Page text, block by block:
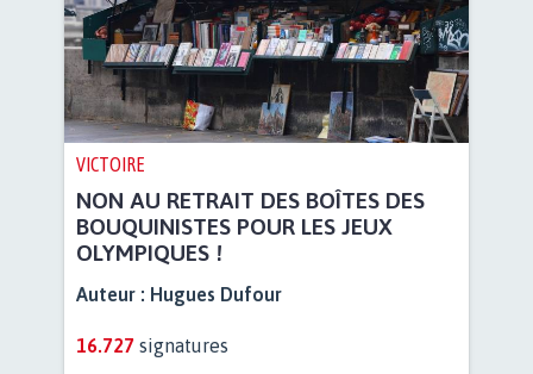
VICTOIRE
NON AU RETRAIT DES BOÎTES DES
BOUQUINISTES POUR LES JEUX
OLYMPIQUES !
Auteur : Hugues Dufour
16.727 signatures